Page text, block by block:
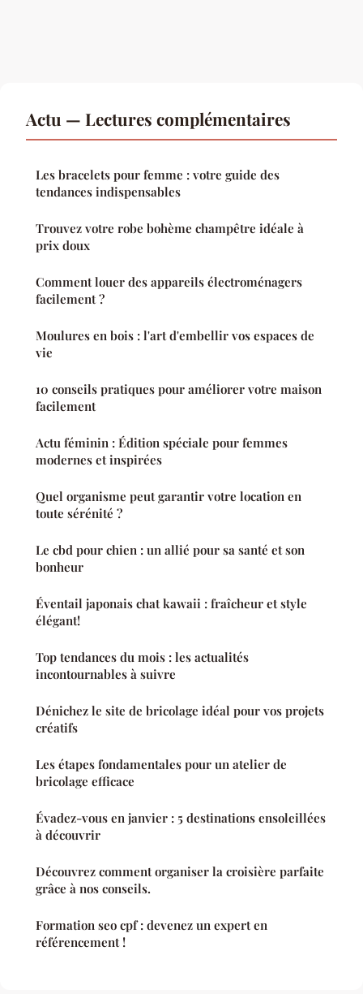
Actu — Lectures complémentaires
Les bracelets pour femme : votre guide des
tendances indispensables
Trouvez votre robe bohème champêtre idéale à
prix doux
Comment louer des appareils électroménagers
facilement ?
Moulures en bois : l'art d'embellir vos espaces de
vie
10 conseils pratiques pour améliorer votre maison
facilement
Actu féminin : Édition spéciale pour femmes
modernes et inspirées
Quel organisme peut garantir votre location en
toute sérénité ?
Le cbd pour chien : un allié pour sa santé et son
bonheur
Éventail japonais chat kawaii : fraîcheur et style
élégant!
Top tendances du mois : les actualités
incontournables à suivre
Dénichez le site de bricolage idéal pour vos projets
créatifs
Les étapes fondamentales pour un atelier de
bricolage efficace
Évadez-vous en janvier : 5 destinations ensoleillées
à découvrir
Découvrez comment organiser la croisière parfaite
grâce à nos conseils.
Formation seo cpf : devenez un expert en
référencement !